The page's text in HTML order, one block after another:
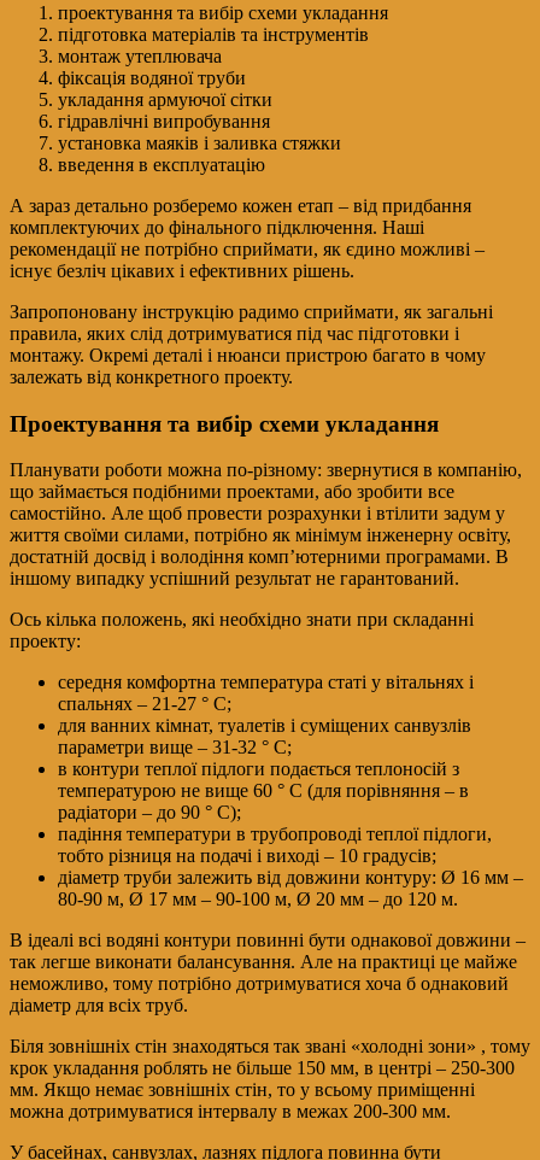
проектування та вибір схеми укладання
підготовка матеріалів та інструментів
монтаж утеплювача
фіксація водяної труби
укладання армуючої сітки
гідравлічні випробування
установка маяків і заливка стяжки
введення в експлуатацію
А зараз детально розберемо кожен етап – від придбання
комплектуючих до фінального підключення. Наші
рекомендації не потрібно сприймати, як єдино можливі –
існує безліч цікавих і ефективних рішень.
Запропоновану інструкцію радимо сприймати, як загальні
правила, яких слід дотримуватися під час підготовки і
монтажу. Окремі деталі і нюанси пристрою багато в чому
залежать від конкретного проекту.
Проектування та вибір схеми укладання
Планувати роботи можна по-різному: звернутися в компанію,
що займається подібними проектами, або зробити все
самостійно. Але щоб провести розрахунки і втілити задум у
життя своїми силами, потрібно як мінімум інженерну освіту,
достатній досвід і володіння комп’ютерними програмами. В
іншому випадку успішний результат не гарантований.
Ось кілька положень, які необхідно знати при складанні
проекту:
середня комфортна температура статі у вітальнях і
спальнях – 21-27 ° C;
для ванних кімнат, туалетів і суміщених санвузлів
параметри вище – 31-32 ° C;
в контури теплої підлоги подається теплоносій з
температурою не вище 60 ° C (для порівняння – в
радіатори – до 90 ° C);
падіння температури в трубопроводі теплої підлоги,
тобто різниця на подачі і виході – 10 градусів;
діаметр труби залежить від довжини контуру: Ø 16 мм –
80-90 м, Ø 17 мм – 90-100 м, Ø 20 мм – до 120 м.
В ідеалі всі водяні контури повинні бути однакової довжини –
так легше виконати балансування. Але на практиці це майже
неможливо, тому потрібно дотримуватися хоча б однаковий
діаметр для всіх труб.
Біля зовнішніх стін знаходяться так звані «холодні зони» , тому
крок укладання роблять не більше 150 мм, в центрі – 250-300
мм. Якщо немає зовнішніх стін, то у всьому приміщенні
можна дотримуватися інтервалу в межах 200-300 мм.
У басейнах, санвузлах, лазнях підлога повинна бути